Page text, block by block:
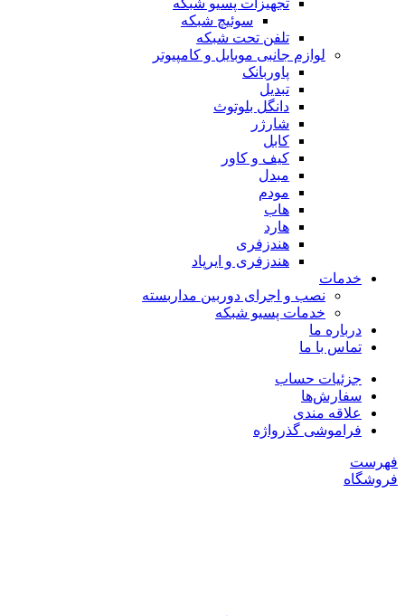
سوئیچ‌ شبکه
تلفن تحت شبکه
لوازم جانبی موبایل و کامپیوتر
پاوربانک
تبدیل
دانگل بلوتوث
شارژر
کابل
کیف و کاور
مبدل
مودم
هاب
هارد
هندزفری
هندزفری و ایرپاد
خدمات
نصب و اجرای دوربین مداربسته
خدمات پسیو شبکه
درباره ما
تماس با ما
جزئیات حساب
سفارش‌ها
علاقه مندی
فراموشی گذرواژه
فهرست
فروشگاه